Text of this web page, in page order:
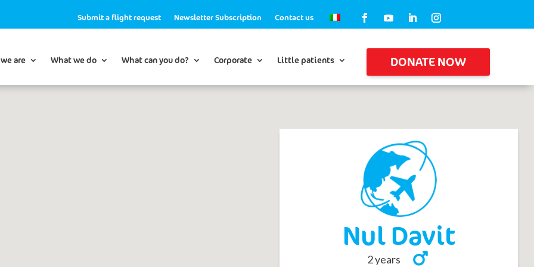
Submit a flight request Newsletter Subscription Contact us
are What we do What can you do? Corporate Little patients DONATE NOW
Nul Davit
2 years